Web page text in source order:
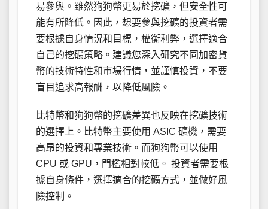
易參與。雖然狗狗幣更易於挖礦，但安全性可
能有所降低。因此，想要參與挖礦的投資者需
要根據自身情況和目標，權衡利弊，選擇適合
自己的挖礦策略。建議您深入研究不同加密貨
幣的技術特性和市場行情，並謹慎投資，不要
盲目追求高報酬，以降低風險。
比特幣和狗狗幣的挖礦差異也反映在挖礦技術
的選擇上。比特幣主要使用 ASIC 礦機，需要
高昂的投資和專業技術。而狗狗幣可以使用
CPU 或 GPU，門檻相對較低。 投資者需要根
據自身條件，選擇適合的挖礦方式，並做好風
險控制。